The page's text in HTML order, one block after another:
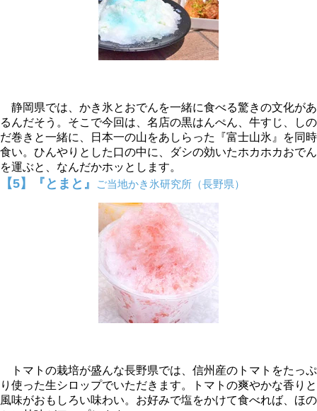
静岡県では、かき氷とおでんを一緒に食べる驚きの文化があ
るんだそう。そこで今回は、名店の黒はんぺん、牛すじ、しの
だ巻きと一緒に、日本一の山をあしらった『富士山氷』を同時
食い。ひんやりとした口の中に、ダシの効いたホカホカおでん
を運ぶと、なんだかホッとします。
【5】『とまと』 ご当地かき氷研究所（長野県）
トマトの栽培が盛んな長野県では、信州産のトマトをたっぷ
り使った生シロップでいただきます。トマトの爽やかな香りと
風味がおもしろい味わい。お好みで塩をかけて食べれば、ほの